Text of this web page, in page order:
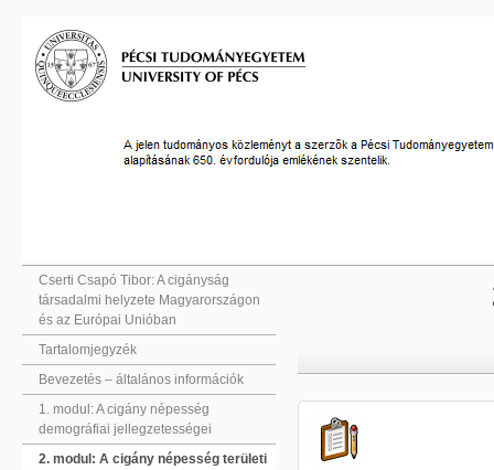
Cserti Csapó Tibor: A cigányság
társadalmi helyzete Magyarországon
és az Európai Unióban
Tartalomjegyzék
Bevezetés – általános információk
1. modul: A cigány népesség
demográfiai jellegzetességei
2. modul: A cigány népesség területi